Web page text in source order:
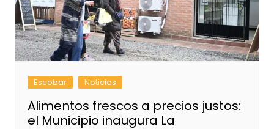
Escobar Noticias
Alimentos frescos a precios justos:
el Municipio inaugura La